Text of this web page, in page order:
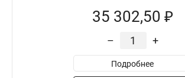
35 302,50 ₽
– +
Подробнее